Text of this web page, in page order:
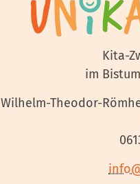
Kita-
im
Wilhelm-Theodor-